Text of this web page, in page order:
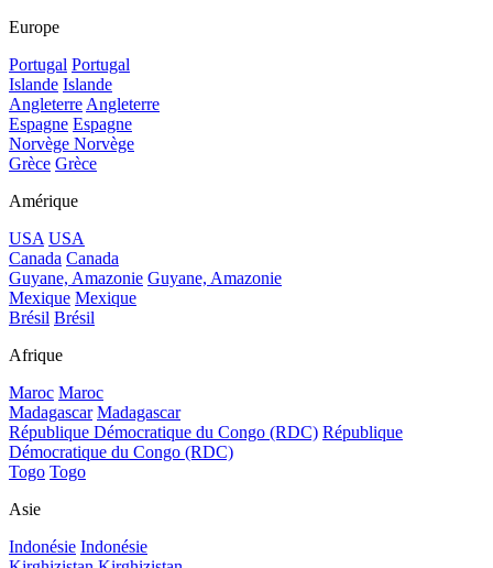
Europe
Portugal Portugal
Islande Islande
Angleterre Angleterre
Espagne Espagne
Norvège Norvège
Grèce Grèce
Amérique
USA USA
Canada Canada
Guyane, Amazonie Guyane, Amazonie
Mexique Mexique
Brésil Brésil
Afrique
Maroc Maroc
Madagascar Madagascar
République Démocratique du Congo (RDC) République
Démocratique du Congo (RDC)
Togo Togo
Asie
Indonésie Indonésie